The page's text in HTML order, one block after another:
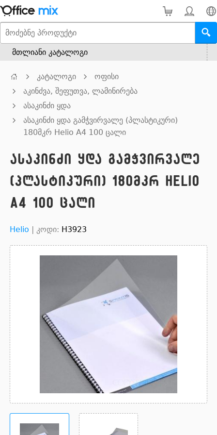
მთლიანი კატალოგი
კატალოგი
ოფისი
აკინძვა, შეფუთვა, ლამინირება
ასაკინძი ყდა
ასაკინძი ყდა გამჭვირვალე (პლასტიკური)
180მკრ Helio A4 100 ცალი
ასაკინძი ყდა გამჭვირვალე
(პლასტიკური) 180მკრ Helio
A4 100 ცალი
Helio | კოდი: H3923